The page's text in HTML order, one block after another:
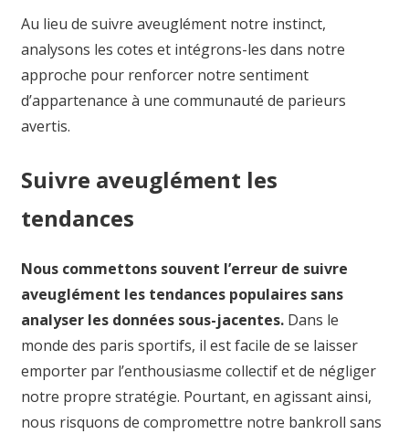
Au lieu de suivre aveuglément notre instinct,
analysons les cotes et intégrons-les dans notre
approche pour renforcer notre sentiment
d’appartenance à une communauté de parieurs
avertis.
Suivre aveuglément les
tendances
Nous commettons souvent l’erreur de suivre
aveuglément les tendances populaires sans
analyser les données sous-jacentes.Dans le
monde des paris sportifs, il est facile de se laisser
emporter par l’enthousiasme collectif et de négliger
notre propre stratégie. Pourtant, en agissant ainsi,
nous risquons de compromettre notre bankroll sans